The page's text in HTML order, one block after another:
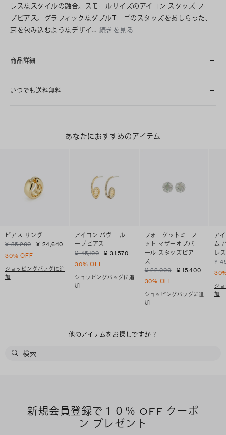
レスなスタイルの融合。スモールサイズのアイコン スタッズ フー
プピアス。グラフィックなダブルTロゴのスタッズをあしらった、
耳を包み込むようなデザイ… 続きを見る
商品詳細
いつでも送料無料
あなたにおすすめのアイテム
ピアス リング
¥ 35,200
¥ 24,640
30% OFF
ショッピングバッグに追
加
アイコン パヴェ ル
ープピアス
¥ 45,100
¥ 31,570
30% OFF
ショッピングバッグに追
加
フォーゲットミーノ
ット マザーオブパ
ール スタッズピア
ス
¥ 22,000
¥ 15,400
30% OFF
ショッピングバッグに追
加
ア
ム
レ
¥
シ
加
他のアイテムをお探しですか？
新規会員登録で１０％ OFF クーポ
ン プレゼント